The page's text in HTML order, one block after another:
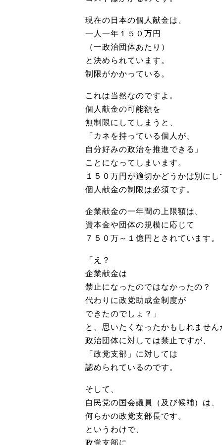
現在の日本の個人献金は、
一人一年１５０万円
（一政治団体あたり）
と決められています。
制限がかかっている。
これは当然なのですよ。
個人献金の可能額を
無制限にしてしまうと、
「カネを持っている個人が、
自分好みの政治を推進できる」
ことになってしまいます。
１５０万円が適切かどうかは別にし
個人献金の制限は必須です。
企業献金の一年間の上限額は、
資本金や団体の規模に応じて
７５０万～１億円とされています。
「え？
企業献金は
禁止になったのではなかったの？
代わりに政党助成金制度が
できたのでしょ？」
と、思いたくなったかもしれません
政治団体に対しては禁止ですが、
「政党支部」に対しては
認められているのです。
そして、
自民党の国会議員（及び候補）は、
何らかの政党支部長です。
というわけで、
政党支部に